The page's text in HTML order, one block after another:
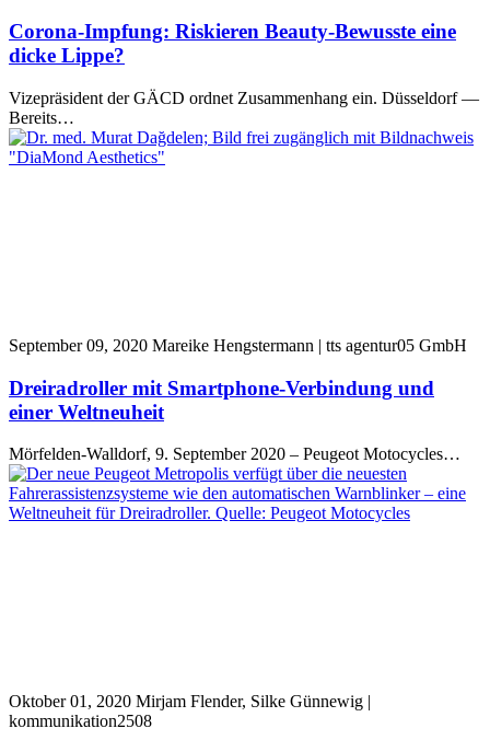
Corona-Impfung: Riskieren Beauty-Bewusste eine
dicke Lippe?
Vizepräsident der GÄCD ordnet Zusammenhang ein. Düsseldorf —
Bereits…
September 09, 2020 Mareike Hengstermann | tts agentur05 GmbH
Dreiradroller mit Smartphone-Verbindung und
einer Weltneuheit
Mörfelden-Walldorf, 9. September 2020 – Peugeot Motocycles…
Oktober 01, 2020 Mirjam Flender, Silke Günnewig |
kommunikation2508